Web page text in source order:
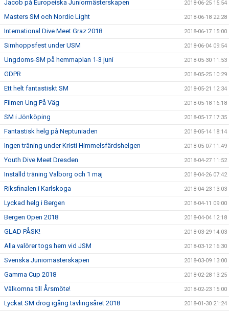
Jacob på Europeiska Juniormästerskapen 2018-06-25 15:54
Masters SM och Nordic Light 2018-06-18 22:28
International Dive Meet Graz 2018 2018-06-17 15:00
Simhoppsfest under USM 2018-06-04 09:54
Ungdoms-SM på hemmaplan 1-3 juni 2018-05-30 11:53
GDPR 2018-05-25 10:29
Ett helt fantastiskt SM 2018-05-21 12:34
Filmen Ung På Väg 2018-05-18 16:18
SM i Jönköping 2018-05-17 17:35
Fantastisk helg på Neptuniaden 2018-05-14 18:14
Ingen träning under Kristi Himmelsfärdshelgen 2018-05-07 11:49
Youth Dive Meet Dresden 2018-04-27 11:52
Inställd träning Valborg och 1 maj 2018-04-26 07:42
Riksfinalen i Karlskoga 2018-04-23 13:03
Lyckad helg i Bergen 2018-04-11 09:00
Bergen Open 2018 2018-04-04 12:18
GLAD PÅSK! 2018-03-29 14:03
Alla valörer togs hem vid JSM 2018-03-12 16:30
Svenska Juniomästerskapen 2018-03-09 13:00
Gamma Cup 2018 2018-02-28 13:25
Välkomna till Årsmöte! 2018-02-23 15:00
Lyckat SM drog igång tävlingsåret 2018 2018-01-30 21:24